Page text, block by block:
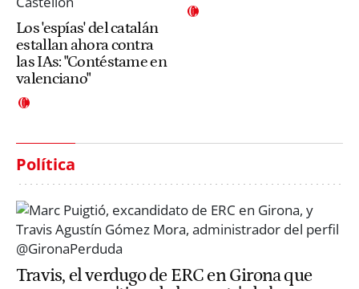
Los 'espías' del catalán
estallan ahora contra
las IAs: "Contéstame en
valenciano"
Política
Travis, el verdugo de ERC en Girona que